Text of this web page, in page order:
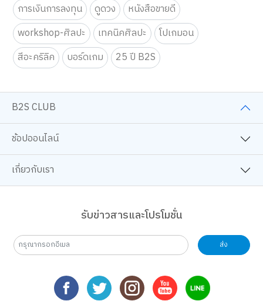
การเงินการลงทุน
ดูดวง
หนังสือขายดี
workshop-ศิลปะ
เทคนิคศิลปะ
โปเกมอน
สีอะคริลิค
บอร์ดเกม 25 ปี B2S
B2S CLUB
ช้อปออนไลน์
เกี่ยวกับเรา
รับข่าวสารและโปรโมชั่น
ส่ง